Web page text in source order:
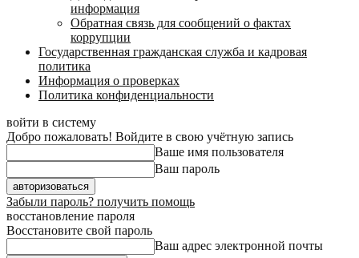
информация
Обратная связь для сообщений о фактах
коррупции
Государственная гражданская служба и кадровая
политика
Информация о проверках
Политика конфиденциальности
войти в систему
Добро пожаловать! Войдите в свою учётную запись
Ваше имя пользователя
Ваш пароль
Забыли пароль? получить помощь
восстановление пароля
Восстановите свой пароль
Ваш адрес электронной почты